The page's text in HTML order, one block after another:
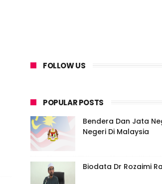
FOLLOW US
POPULAR POSTS
Bendera Dan Jata
Negeri Di Malaysia
Biodata Dr Rozaimi